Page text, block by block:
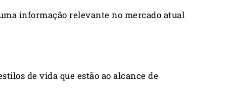
informação relevante no mercado atual
de vida que estão ao alcance de